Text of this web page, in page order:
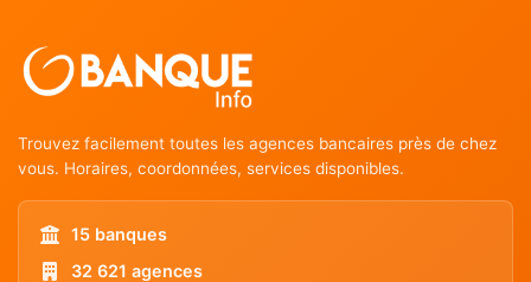
Trouvez facilement toutes les agences bancaires près de chez
vous. Horaires, coordonnées, services disponibles.
15 banques
32 621 agences